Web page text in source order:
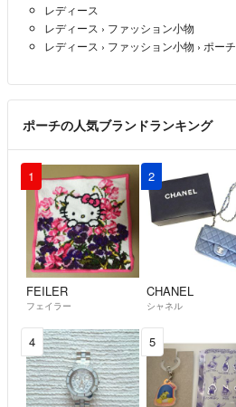
レディース
レディース › ファッション小物
レディース › ファッション小物 › ポーチ
ポーチの人気ブランドランキング
1
FEILER
フェイラー
2
CHANEL
シャネル
4 5